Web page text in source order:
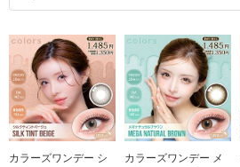
カラーズワンデー シ
カラーズワンデー メ